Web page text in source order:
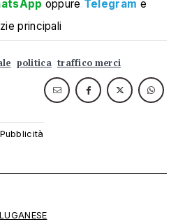
oppure Telegram e
principali
politica traffico merci
LUGANESE